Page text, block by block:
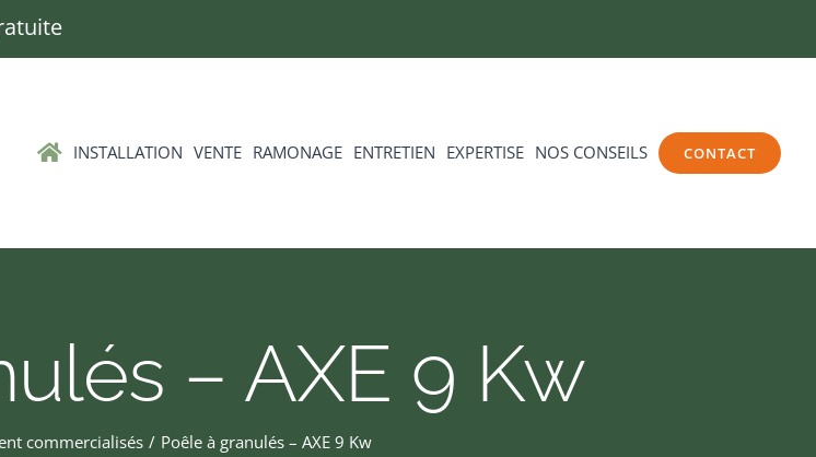
INSTALLATION VENTE RAMONAGE ENTRETIEN EXPERTISE NOS CONSEILS CONTACT
– AXE 9 Kw
commercialisés Poêle à granulés – AXE 9 Kw